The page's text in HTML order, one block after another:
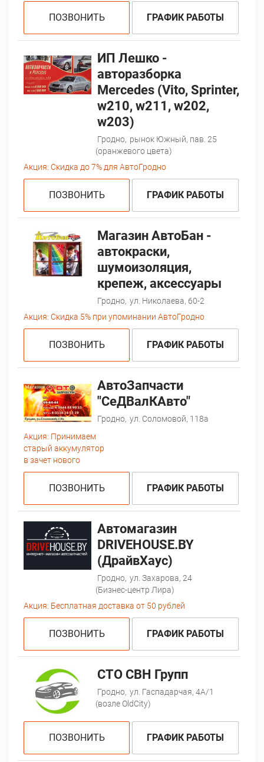
ПОЗВОНИТЬ ГРАФИК РАБОТЫ
ИП Лешко -
авторазборка
Mercedes (Vito, Sprinter,
w210, w211, w202,
w203)
Гродно, рынок Южный, пав. 25
(оранжевого цвета)
Акция: Скидка до 7% для АвтоГродно
ПОЗВОНИТЬ ГРАФИК РАБОТЫ
Магазин АвтоБан -
автокраски,
шумоизоляция,
крепеж, аксессуары
Гродно, ул. Николаева, 60-2
Акция: Скидка 5% при упоминании АвтоГродно
ПОЗВОНИТЬ ГРАФИК РАБОТЫ
АвтоЗапчасти
"СеДВалКАвто"
Гродно, ул. Соломовой, 118а
Акция: Принимаем
старый аккумулятор
в зачет нового
ПОЗВОНИТЬ ГРАФИК РАБОТЫ
Автомагазин
DRIVEHOUSE.BY
(ДрайвХаус)
Гродно, ул. Захарова, 24
(Бизнес-центр Лира)
Акция: Бесплатная доставка от 50 рублей
ПОЗВОНИТЬ ГРАФИК РАБОТЫ
СТО СВН Групп
Гродно, ул. Гаспадарчая, 4А/1
(возле OldCity)
ПОЗВОНИТЬ ГРАФИК РАБОТЫ